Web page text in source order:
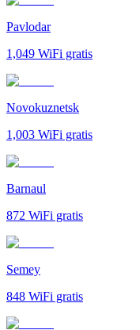
Pavlodar
1,049 WiFi gratis
Novokuznetsk
1,003 WiFi gratis
Barnaul
872 WiFi gratis
Semey
848 WiFi gratis